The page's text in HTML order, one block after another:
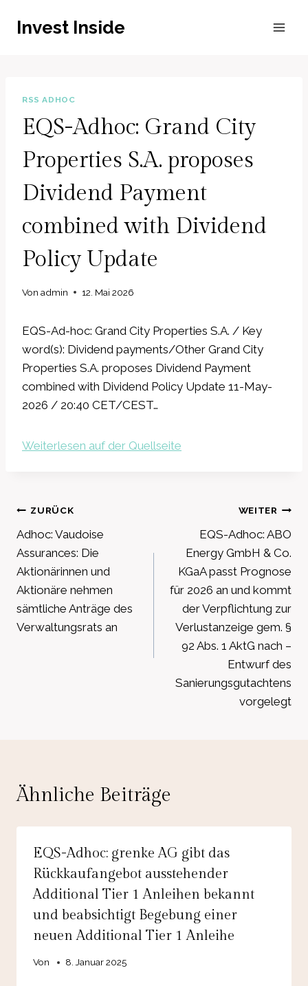
InhaltInvest Inside
RSS ADHOC
EQS-Adhoc: Grand City
Properties S.A. proposes
Dividend Payment
combined with Dividend
Policy Update
Von admin 12. Mai 2026
EQS-Ad-hoc: Grand City Properties S.A. / Key
word(s): Dividend payments/Other Grand City
Properties S.A. proposes Dividend Payment
combined with Dividend Policy Update 11-May-
2026 / 20:40 CET/CEST…
Weiterlesen auf der Quellseite
Beitragsnavigation
ZURÜCK
Adhoc: Vaudoise
Assurances: Die
Aktionärinnen und
Aktionäre nehmen
sämtliche Anträge des
Verwaltungsrats an
WEITER
EQS-Adhoc: ABO
Energy GmbH & Co.
KGaA passt Prognose
für 2026 an und kommt
der Verpflichtung zur
Verlustanzeige gem. §
92 Abs. 1 AktG nach –
Entwurf des
Sanierungsgutachtens
vorgelegt
Ähnliche Beiträge
EQS-Adhoc: grenke AG gibt das
Rückkaufangebot ausstehender
Additional Tier 1 Anleihen bekannt
und beabsichtigt Begebung einer
neuen Additional Tier 1 Anleihe
Von 8. Januar 2025